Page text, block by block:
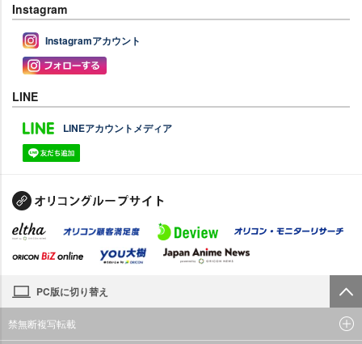
Instagram
Instagramアカウント
LINE
LINEアカウントメディア
PC版に切り替え
禁無断複写転載